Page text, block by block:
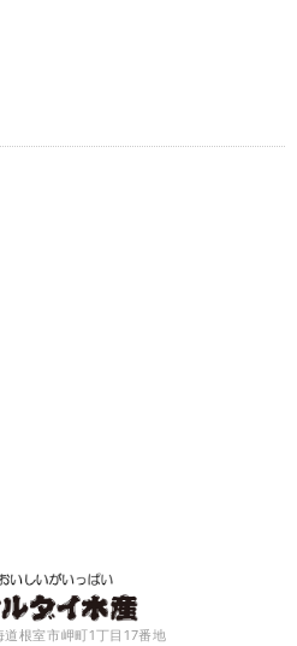
根室市岬町1丁目17番地